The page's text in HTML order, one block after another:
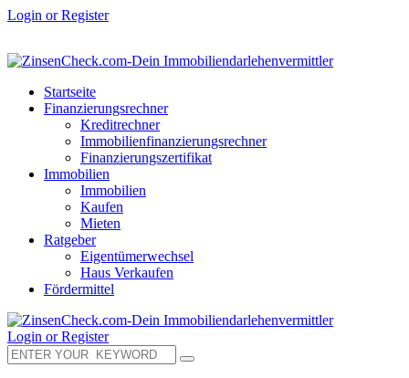
Login or Register
Startseite
Finanzierungsrechner
Kreditrechner
Immobilienfinanzierungsrechner
Finanzierungszertifikat
Immobilien
Immobilien
Kaufen
Mieten
Ratgeber
Eigentümerwechsel
Haus Verkaufen
Fördermittel
Login or Register